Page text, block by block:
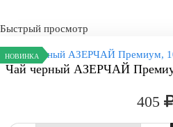
Быстрый просмотр
НОВИНКА
Чай черный АЗЕРЧАЙ
405